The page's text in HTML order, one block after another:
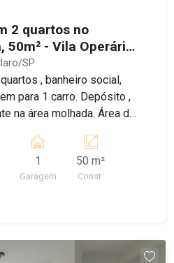
2 quartos no
50m² - Vila Operária,
SP
, banheiro social,
para 1 carro. Depósito ,
na área molhada. Área de
festas, playground.
1
Garagem
50 m²
Const.